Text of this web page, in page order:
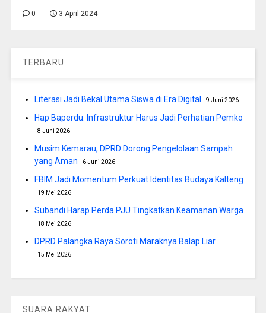
0 3 April 2024
TERBARU
Literasi Jadi Bekal Utama Siswa di Era Digital 9 Juni 2026
Hap Baperdu: Infrastruktur Harus Jadi Perhatian Pemko
8 Juni 2026
Musim Kemarau, DPRD Dorong Pengelolaan Sampah
yang Aman
6 Juni 2026
FBIM Jadi Momentum Perkuat Identitas Budaya Kalteng
19 Mei 2026
Subandi Harap Perda PJU Tingkatkan Keamanan Warga
18 Mei 2026
DPRD Palangka Raya Soroti Maraknya Balap Liar
15 Mei 2026
SUARA RAKYAT